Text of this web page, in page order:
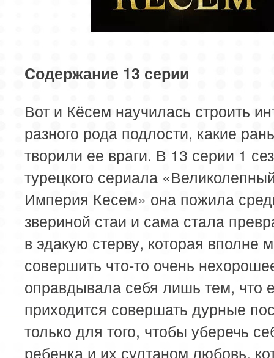
Cодержание 13 серии
Вот и Кёсем научилась строить
разного рода подлости, какие
творили ее враги. В 13 серии 1
турецкого сериала
Империя Кесем» она пожила
звериной стаи и сама стала
в эдакую стерву, которая вполне
совершить что-то очень
оправдывала себя лишь тем, что
приходится совершать дурные
только для того, чтобы уберечь
ребенка и их султаном любовь,